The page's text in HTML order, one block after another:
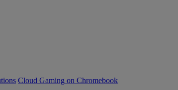
Cloud Gaming on Chromebook